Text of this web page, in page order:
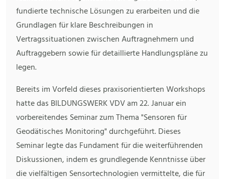
fundierte technische Lösungen zu erarbeiten und die
Grundlagen für klare Beschreibungen in
Vertragssituationen zwischen Auftragnehmern und
Auftraggebern sowie für detaillierte Handlungspläne zu
legen.
Bereits im Vorfeld dieses praxisorientierten Workshops
hatte das BILDUNGSWERK VDV am 22. Januar ein
vorbereitendes Seminar zum Thema "Sensoren für
Geodätisches Monitoring" durchgeführt. Dieses
Seminar legte das Fundament für die weiterführenden
Diskussionen, indem es grundlegende Kenntnisse über
die vielfältigen Sensortechnologien vermittelte, die für